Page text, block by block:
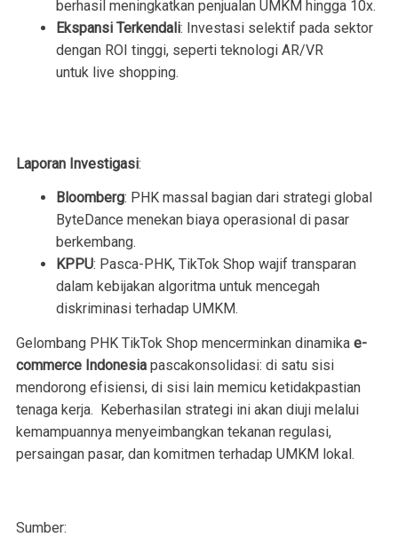
berhasil meningkatkan penjualan UMKM hingga 10x.
Ekspansi Terkendali: Investasi selektif pada sektor
dengan ROI tinggi, seperti teknologi AR/VR
untuk live shopping.
Laporan Investigasi:
Bloomberg: PHK massal bagian dari strategi global
ByteDance menekan biaya operasional di pasar
berkembang.
KPPU: Pasca-PHK, TikTok Shop wajif transparan
dalam kebijakan algoritma untuk mencegah
diskriminasi terhadap UMKM.
Gelombang PHK TikTok Shop mencerminkan dinamika e-
commerce Indonesia pascakonsolidasi: di satu sisi
mendorong efisiensi, di sisi lain memicu ketidakpastian
tenaga kerja.
Keberhasilan strategi ini akan diuji melalui
kemampuannya menyeimbangkan tekanan regulasi,
persaingan pasar, dan komitmen terhadap UMKM lokal.
Sumber: